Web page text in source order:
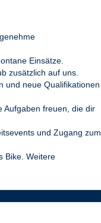
Einsätze.
zusätzlich auf uns.
und neue Qualifikationen
Aufgaben freuen, die dir
und Zugang zum
Bike. Weitere